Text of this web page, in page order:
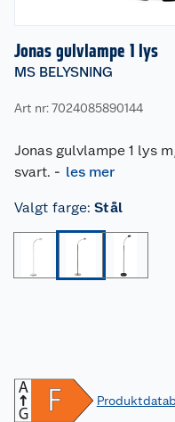
Jonas gulvlampe 1 lys
MS BELYSNING
Art nr: 7024085890144
Jonas gulvlampe 1 lys
svart. - les mer
Valgt farge: Stål